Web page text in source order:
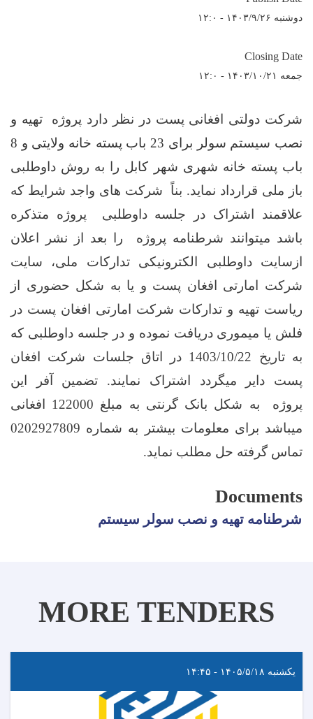
دوشنبه ۱۴۰۳/۹/۲۶ - ۱۲:۰
Closing Date
جمعه ۱۴۰۳/۱۰/۲۱ - ۱۲:۰
شرکت دولتی افغانی پست در نظر دارد پروژهتهیه و
نصب سیستم سولر برای 23 باب پسته خانه ولایتی و 8
باب پسته خانه شهری شهر کابل ر
ا به روش داوطلبی
باز ملی قرارداد نماید. بناً شرکت های واجد شرایط که
علاقمند اشتراک در جلسه داوطلبی پروژه متذکره
باشد میتوانند شرطنامه پروژه را بعد از نشر اعلان
ازسایت داوطلبی الکترونیکی تدارکات ملی، سایت
شرکت امارتی افغان پست و یا به شکل حضوری از
ریاست تهیه و تدارکات شرکت امارتی افغان پست در
فلش یا میموری دریافت نموده و در جلسه داوطلبی که
به تاریخ 1403/10/22 در اتاق جلسات شرکت افغان
پست دایر میگردد اشتراک نمایند. تضمین آفر این
پروژه به شکل بانک گرنتی به مبلغ 122000 افغانی
میباشد برای معلومات بیشتر به شماره 0202927809
تماس گرفته حل مطلب نماید.
Documents
شرطنامه تهیه و نصب سولر سیستم
MORE TENDERS
یکشنبه ۱۴۰۵/۵/۱۸ - ۱۴:۴۵